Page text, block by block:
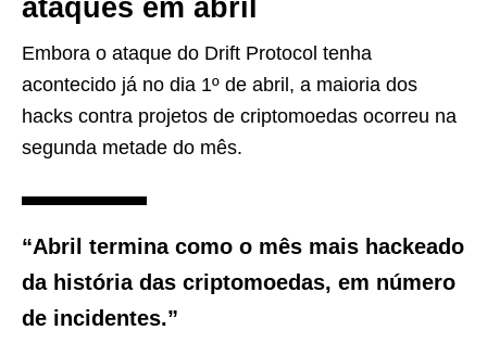
ataques em abril
Embora o ataque do Drift Protocol tenha
acontecido já no dia 1º de abril, a maioria dos
hacks contra projetos de criptomoedas ocorreu na
segunda metade do mês.
“Abril termina como o mês mais hackeado
da história das criptomoedas, em número
de incidentes.”